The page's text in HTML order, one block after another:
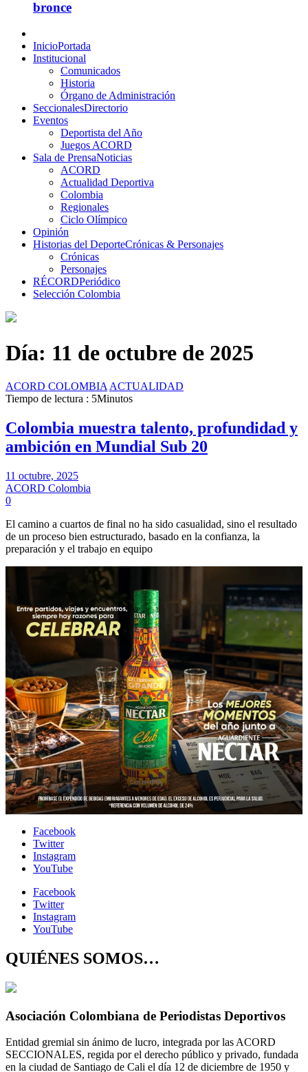
bronce
Menú
principalInicioPortada
Institucional
Comunicados
Historia
Órgano de Administración
SeccionalesDirectorio
Eventos
Deportista del Año
Juegos ACORD
Sala de PrensaNoticias
ACORD
Actualidad Deportiva
Colombia
Regionales
Ciclo Olímpico
Opinión
Historias del DeporteCrónicas & Personajes
Crónicas
Personajes
RÉCORDPeriódico
Selección Colombia
Día: 11 de octubre de 2025
ACORD COLOMBIA ACTUALIDAD
Tiempo de lectura : 5Minutos
Colombia muestra talento, profundidad y
ambición en Mundial Sub 20
11 octubre, 2025
ACORD Colombia
0
El camino a cuartos de final no ha sido casualidad, sino el resultado
de un proceso bien estructurado, basado en la confianza, la
preparación y el trabajo en equipo
Facebook
Twitter
Instagram
YouTube
Facebook
Twitter
Instagram
YouTube
QUIÉNES SOMOS…
Asociación Colombiana de Periodistas Deportivos
Entidad gremial sin ánimo de lucro, integrada por las ACORD
SECCIONALES, regida por el derecho público y privado, fundada
en la ciudad de Santiago de Cali el día 12 de diciembre de 1950 y